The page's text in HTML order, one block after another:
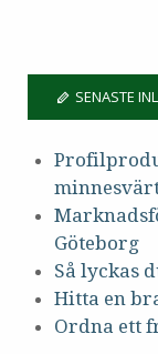
SENASTE
Göteborg
Så lyckas
Hitta en
Ordna ett